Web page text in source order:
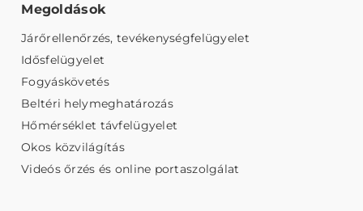
Megoldások
Járőrellenőrzés, tevékenységfelügyelet
Idősfelügyelet
Fogyáskövetés
Beltéri helymeghatározás
Hőmérséklet távfelügyelet
Okos közvilágítás
Videós őrzés és online portaszolgálat